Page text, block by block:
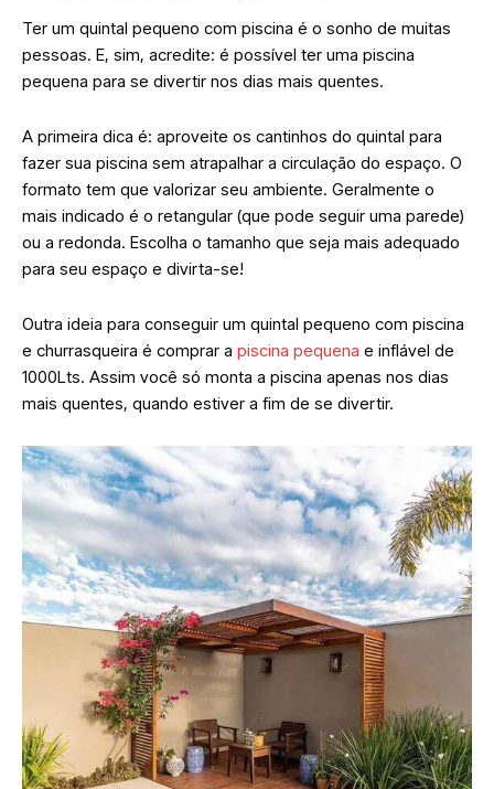
Ter um quintal pequeno com piscina é o sonho de muitas
pessoas. E, sim, acredite: é possível ter uma piscina
pequena para se divertir nos dias mais quentes.
A primeira dica é: aproveite os cantinhos do quintal para
fazer sua piscina sem atrapalhar a circulação do espaço. O
formato tem que valorizar seu ambiente. Geralmente o
mais indicado é o retangular (que pode seguir uma parede)
ou a redonda. Escolha o tamanho que seja mais adequado
para seu espaço e divirta-se!
Outra ideia para conseguir um quintal pequeno com piscina
e churrasqueira é comprar a piscina pequena e inflável de
1000Lts. Assim você só monta a piscina apenas nos dias
mais quentes, quando estiver a fim de se divertir.